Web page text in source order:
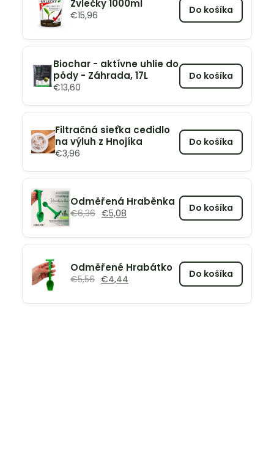
Zvlečky 1000ml
€15,96 Do košíka
Biochar - aktívne uhlie do
pôdy - Záhrada, 17L
€13,60
Do košíka
Filtračná sieťka cedidlo
na výluh z Hnojíka
€3,96
Do košíka
Odměřená Hraběnka
€6,36 €5,08 Do košíka
Odměřené Hrabátko
€5,56 €4,44 Do košíka